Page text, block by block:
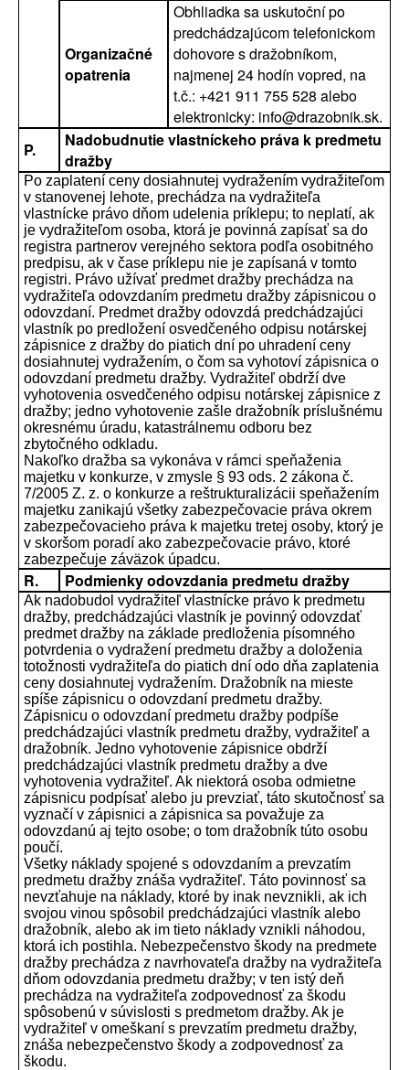
Organizačné
opatrenia
Obhliadka sa uskutoční po
predchádzajúcom telefonickom
dohovore s dražobníkom,
najmenej 24 hodín vopred, na
t.č.: +421 911 755 528 alebo
elektronicky: info@drazobnik.sk.
P.
Nadobudnutie vlastníckeho práva k predmetu
dražby
Po zaplatení ceny dosiahnutej vydražením vydražiteľom
v stanovenej lehote, prechádza na vydražiteľa
vlastnícke právo dňom udelenia príklepu; to neplatí, ak
je vydražiteľom osoba, ktorá je povinná zapísať sa do
registra partnerov verejného sektora podľa osobitného
predpisu, ak v čase príklepu nie je zapísaná v tomto
registri. Právo užívať predmet dražby prechádza na
vydražiteľa odovzdaním predmetu dražby zápisnicou o
odovzdaní. Predmet dražby odovzdá predchádzajúci
vlastník po predložení osvedčeného odpisu notárskej
zápisnice z dražby do piatich dní po uhradení ceny
dosiahnutej vydražením, o čom sa vyhotoví zápisnica o
odovzdaní predmetu dražby. Vydražiteľ obdrží dve
vyhotovenia osvedčeného odpisu notárskej zápisnice z
dražby; jedno vyhotovenie zašle dražobník príslušnému
okresnému úradu, katastrálnemu odboru bez
zbytočného odkladu.
Nakoľko dražba sa vykonáva v rámci speňaženia
majetku v konkurze, v zmysle § 93 ods. 2 zákona č.
7/2005 Z. z. o konkurze a reštrukturalizácii speňažením
majetku zanikajú všetky zabezpečovacie práva okrem
zabezpečovacieho práva k majetku tretej osoby, ktorý je
v skoršom poradí ako zabezpečovacie právo, ktoré
zabezpečuje záväzok úpadcu.
R. Podmienky odovzdania predmetu dražby
Ak nadobudol vydražiteľ vlastnícke právo k predmetu
dražby, predchádzajúci vlastník je povinný odovzdať
predmet dražby na základe predloženia písomného
potvrdenia o vydražení predmetu dražby a doloženia
totožnosti vydražiteľa do piatich dní odo dňa zaplatenia
ceny dosiahnutej vydražením. Dražobník na mieste
spíše zápisnicu o odovzdaní predmetu dražby.
Zápisnicu o odovzdaní predmetu dražby podpíše
predchádzajúci vlastník predmetu dražby, vydražiteľ a
dražobník. Jedno vyhotovenie zápisnice obdrží
predchádzajúci vlastník predmetu dražby a dve
vyhotovenia vydražiteľ. Ak niektorá osoba odmietne
zápisnicu podpísať alebo ju prevziať, táto skutočnosť sa
vyznačí v zápisnici a zápisnica sa považuje za
odovzdanú aj tejto osobe; o tom dražobník túto osobu
poučí.
Všetky náklady spojené s odovzdaním a prevzatím
predmetu dražby znáša vydražiteľ. Táto povinnosť sa
nevzťahuje na náklady, ktoré by inak nevznikli, ak ich
svojou vinou spôsobil predchádzajúci vlastník alebo
dražobník, alebo ak im tieto náklady vznikli náhodou,
ktorá ich postihla. Nebezpečenstvo škody na predmete
dražby prechádza z navrhovateľa dražby na vydražiteľa
dňom odovzdania predmetu dražby; v ten istý deň
prechádza na vydražiteľa zodpovednosť za škodu
spôsobenú v súvislosti s predmetom dražby. Ak je
vydražiteľ v omeškaní s prevzatím predmetu dražby,
znáša nebezpečenstvo škody a zodpovednosť za
škodu.